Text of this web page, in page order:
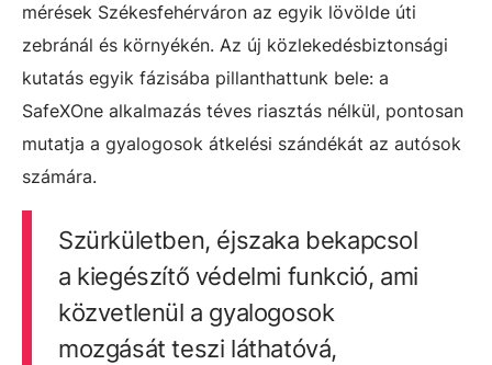
mérések Székesfehérváron az egyik lövölde úti
zebránál és környékén. Az új közlekedésbiztonsági
kutatás egyik fázisába pillanthattunk bele: a
SafeXOne alkalmazás téves riasztás nélkül, pontosan
mutatja a gyalogosok átkelési szándékát az autósok
számára.
Szürkületben, éjszaka bekapcsol
a kiegészítő védelmi funkció, ami
közvetlenül a gyalogosok
mozgását teszi láthatóvá,